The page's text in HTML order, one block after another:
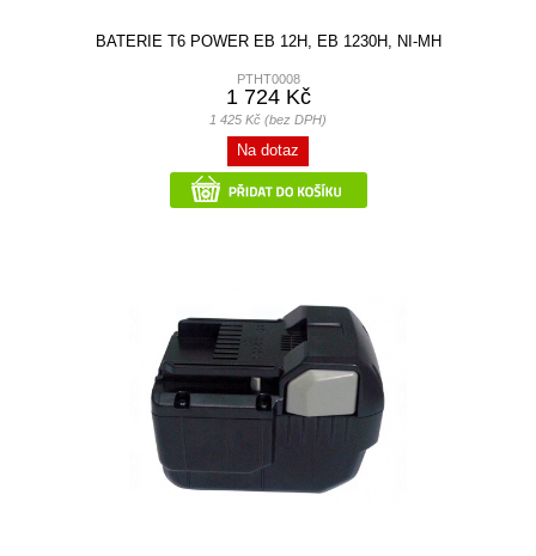
BATERIE T6 POWER EB 12H, EB 1230H, NI-MH
PTHT0008
1 724 Kč
1 425 Kč (bez DPH)
Na dotaz